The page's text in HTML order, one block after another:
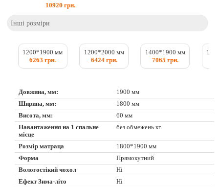
10920 грн.
Інші розміри
1200*1900 мм
6263 грн.
1200*2000 мм
6424 грн.
1400*1900 мм
7065 грн.
Довжина, мм:
1900 мм
Ширина, мм:
1800 мм
Висота, мм:
60 мм
Навантаження на 1 спальне
місце
без обмежень кг
Розмір матраца
1800*1900 мм
Форма
Прямокутний
Вологостікий чохол
Ні
Ефект Зима-літо
Ні